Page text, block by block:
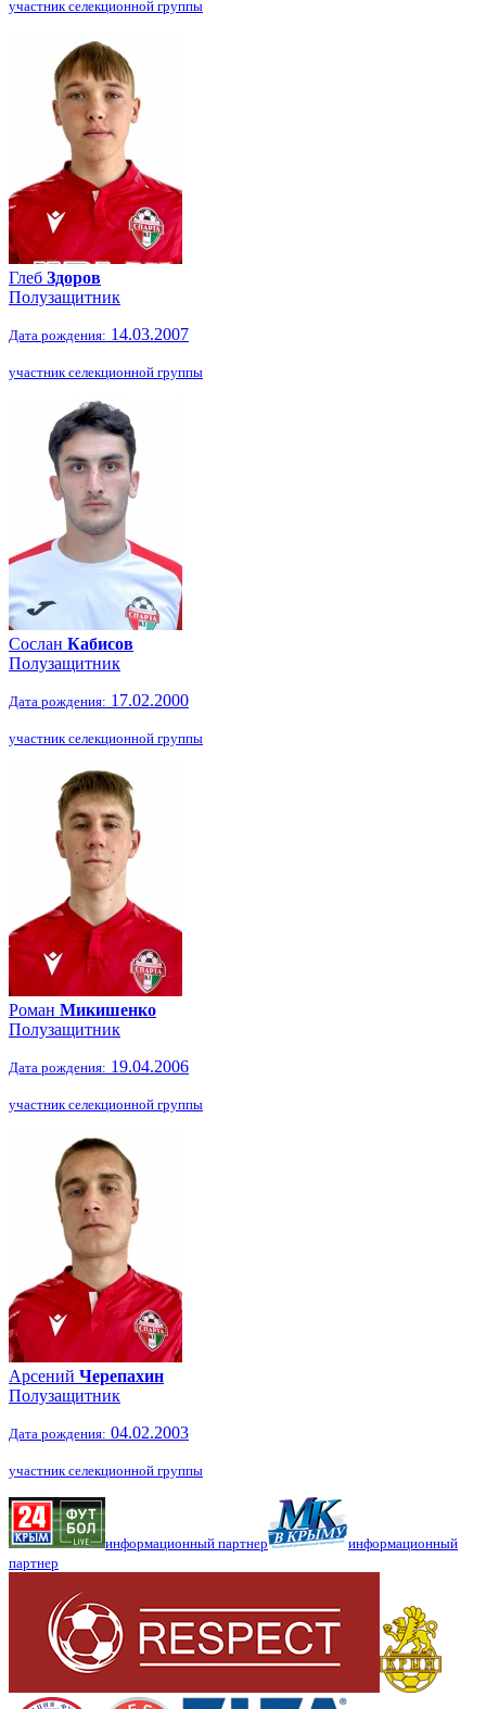
участник селекционной группы
Глеб Здоров
Полузащитник
Дата рождения: 14.03.2007
участник селекционной группы
Сослан Кабисов
Полузащитник
Дата рождения: 17.02.2000
участник селекционной группы
Роман Микишенко
Полузащитник
Дата рождения: 19.04.2006
участник селекционной группы
Арсений Черепахин
Полузащитник
Дата рождения: 04.02.2003
участник селекционной группы
информационный партнер
информационный
партнер